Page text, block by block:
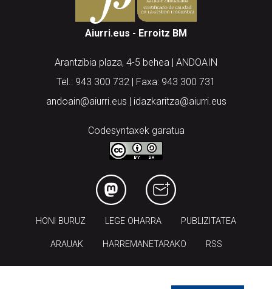
Aiurri.eus - Erroitz BM
Arantzibia plaza, 4-5 behea | ANDOAIN
Tel.: 943 300 732 | Faxa: 943 300 731
andoain@aiurri.eus | idazkaritza@aiurri.eus
Codesyntaxek garatua
HONI BURUZ LEGE OHARRA PUBLIZITATEA
ARAUAK HARREMANETARAKO RSS